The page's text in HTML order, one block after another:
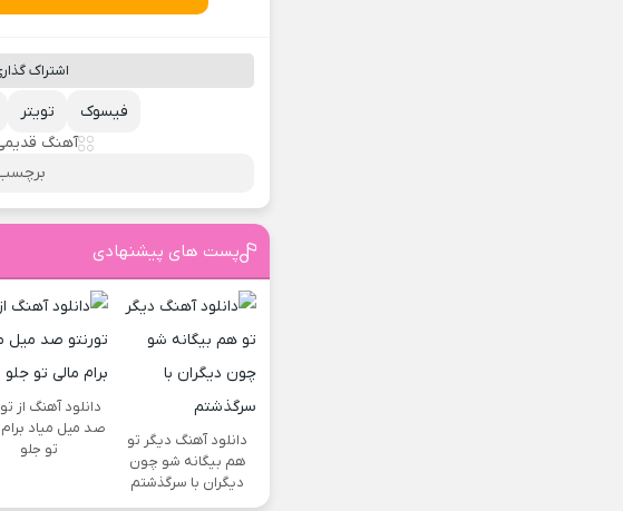
اشتراک
تویتر
فیسوک
آهنگ
پست های پیشنهادی
دانلود آهنگ دیگر تو
هم بیگانه شو چون
دیگران با سرگذشتم
دانلود آهنگ از
صد میل میاد برام
تو جلو